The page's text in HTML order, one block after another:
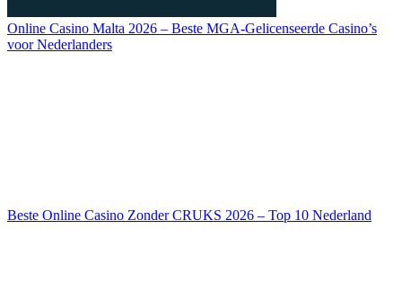
Online Casino Malta 2026 – Beste MGA-Gelicenseerde Casino’s
voor Nederlanders
Beste Online Casino Zonder CRUKS 2026 – Top 10 Nederland